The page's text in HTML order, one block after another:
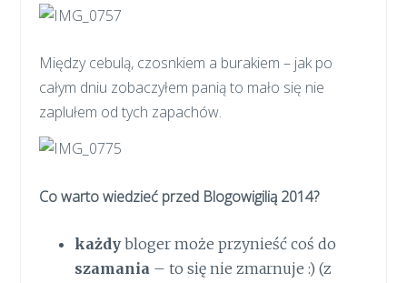
Między cebulą, czosnkiem a burakiem – jak po
całym dniu zobaczyłem panią to mało się nie
zaplułem od tych zapachów.
Co warto wiedzieć przed Blogowigilią 2014?
każdybloger może przynieść coś do
szamania– to się nie zmarnuje :) (z